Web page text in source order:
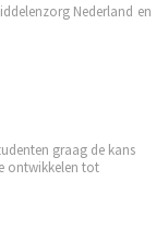
Nederland en
graag de kans
ontwikkelen tot